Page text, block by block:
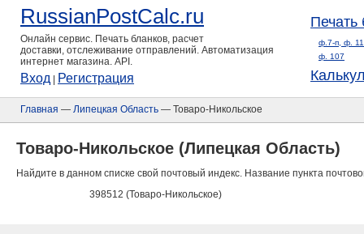
RussianPostCalc.ru
Онлайн сервис. Печать бланков, расчет
доставки, отслеживание отправлений. Автоматизация
интернет магазина. API.
Вход Регистрация
Печать
ф.7-п, ф.
ф. 107
Главная — Липецкая Область — Товаро-Никольское
Товаро-Никольское (Липецкая Область)
Найдите в данном списке свой почтовый индекс. Название пункта
398512 (Товаро-Никольское)